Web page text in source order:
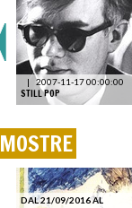
| 2007-11-17 00:00:00
STILL POP
MOSTRE
DAL 21/09/2016 AL